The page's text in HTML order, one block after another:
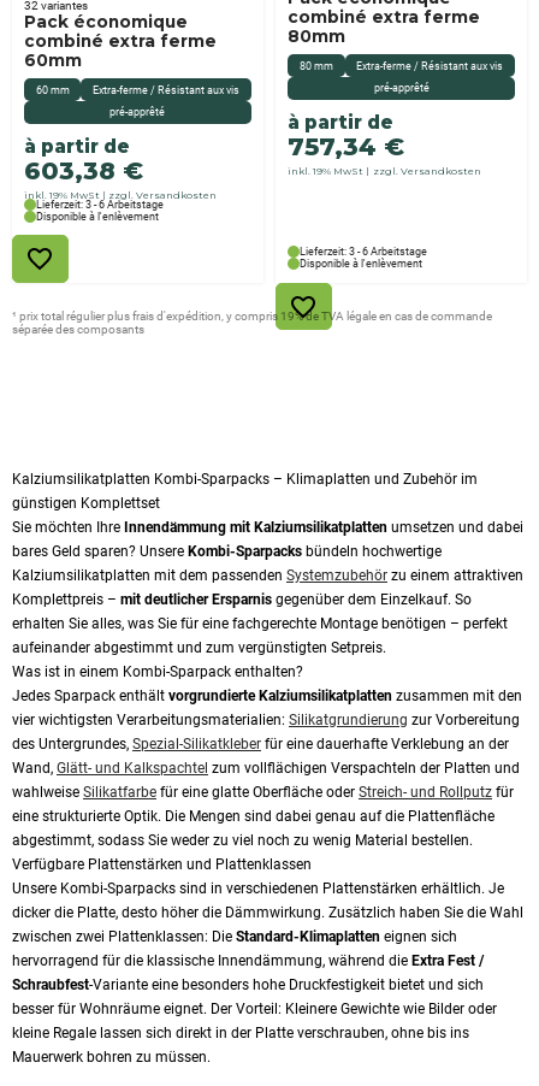
60 mm
Extra-ferme / Résistant aux vis
pré-apprêté
Pack économique
combiné extra ferme
60mm
à partir de
603,38 €
inkl. 19% MwSt zzgl. Versandkosten
32 variantes
Lieferzeit: 3 - 6 Arbeitstage
Disponible à l'enlèvement
80 mm
Extra-ferme / Résistant aux vis
pré-apprêté
combiné extra ferme
80mm
à partir de
757,34 €
inkl. 19% MwSt zzgl. Versandkosten
Lieferzeit: 3 - 6 Arbeitstage
Disponible à l'enlèvement
¹ prix total régulier plus frais d'expédition, y compris 19% de TVA légale en cas de commande
séparée des composants
Kalziumsilikatplatten Kombi-Sparpacks – Klimaplatten und Zubehör im
günstigen Komplettset
Sie möchten Ihre Innendämmung mit Kalziumsilikatplatten umsetzen und dabei
bares Geld sparen? Unsere Kombi-Sparpacks bündeln hochwertige
Kalziumsilikatplatten mit dem passenden Systemzubehör zu einem attraktiven
Komplettpreis – mit deutlicher Ersparnis gegenüber dem Einzelkauf. So
erhalten Sie alles, was Sie für eine fachgerechte Montage benötigen – perfekt
aufeinander abgestimmt und zum vergünstigten Setpreis.
Was ist in einem Kombi-Sparpack enthalten?
Jedes Sparpack enthält vorgrundierte Kalziumsilikatplatten zusammen mit den
vier wichtigsten Verarbeitungsmaterialien: Silikatgrundierung zur Vorbereitung
des Untergrundes, Spezial-Silikatkleber für eine dauerhafte Verklebung an der
Wand, Glätt- und Kalkspachtel zum vollflächigen Verspachteln der Platten und
wahlweise Silikatfarbe für eine glatte Oberfläche oder Streich- und Rollputz für
eine strukturierte Optik. Die Mengen sind dabei genau auf die Plattenfläche
abgestimmt, sodass Sie weder zu viel noch zu wenig Material bestellen.
Verfügbare Plattenstärken und Plattenklassen
Unsere Kombi-Sparpacks sind in verschiedenen Plattenstärken erhältlich. Je
dicker die Platte, desto höher die Dämmwirkung. Zusätzlich haben Sie die Wahl
zwischen zwei Plattenklassen: Die Standard-Klimaplatten eignen sich
hervorragend für die klassische Innendämmung, während die Extra Fest /
Schraubfest-Variante eine besonders hohe Druckfestigkeit bietet und sich
besser für Wohnräume eignet. Der Vorteil: Kleinere Gewichte wie Bilder oder
kleine Regale lassen sich direkt in der Platte verschrauben, ohne bis ins
Mauerwerk bohren zu müssen.